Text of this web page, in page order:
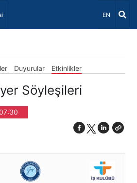
Dil Seçiniz
EN
Duyurular Etkinlikler
Söyleşileri